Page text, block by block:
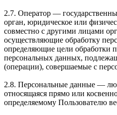
2.7. Оператор —
орган, юридическое или
совместно с другими лицами
осуществляющие обработку
определяющие цели обработки
персональных данных,
(операции), совершаемые с
2.8. Персональные данные —
относящаяся прямо или
определяемому Пользователю